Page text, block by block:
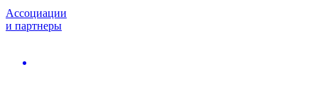
Ассоциации
и партнеры